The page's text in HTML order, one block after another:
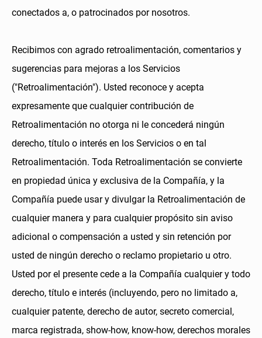
conectados a, o patrocinados por nosotros.
Recibimos con agrado retroalimentación, comentarios y
sugerencias para mejoras a los Servicios
("Retroalimentación"). Usted reconoce y acepta
expresamente que cualquier contribución de
Retroalimentación no otorga ni le concederá ningún
derecho, título o interés en los Servicios o en tal
Retroalimentación. Toda Retroalimentación se convierte
en propiedad única y exclusiva de la Compañía, y la
Compañía puede usar y divulgar la Retroalimentación de
cualquier manera y para cualquier propósito sin aviso
adicional o compensación a usted y sin retención por
usted de ningún derecho o reclamo propietario u otro.
Usted por el presente cede a la Compañía cualquier y todo
derecho, título e interés (incluyendo, pero no limitado a,
cualquier patente, derecho de autor, secreto comercial,
marca registrada, show-how, know-how, derechos morales